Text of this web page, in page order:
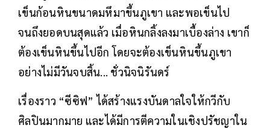
เข็นก้อนหินขนาดมหึมาขึ้นภูเขา และพอเข็นไป
จนถึงยอดบนสุดแล้ว เมื่อหินกลิ้งลงมาเบื้องล่าง เขาก็
ต้องเข็นหินขึ้นไปอีก โดยจะต้องเข็นหินขึ้นภูเขา
อย่างไม่มีวันจบสิ้น... ชั่วนิจนิรันดร์
เรื่องราว “ซีซิฟ” ได้สร้างแรงบันดาลใจให้กวีกับ
ศิลปินมากมาย และได้มีการตีความในเชิงปรัชญาใน